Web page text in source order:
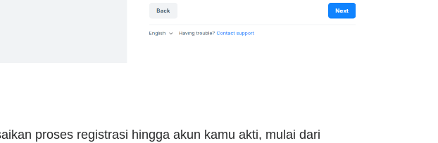
proses registrasi hingga akun kamu akti, mulai dari